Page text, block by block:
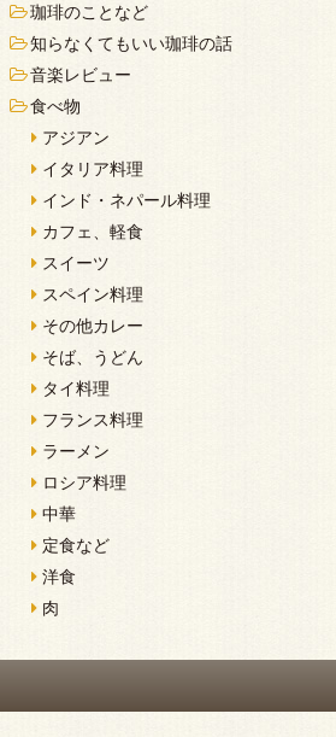
珈琲のことなど
知らなくてもいい珈琲の話
音楽レビュー
食べ物
アジアン
イタリア料理
インド・ネパール料理
カフェ、軽食
スイーツ
スペイン料理
その他カレー
そば、うどん
タイ料理
フランス料理
ラーメン
ロシア料理
中華
定食など
洋食
肉